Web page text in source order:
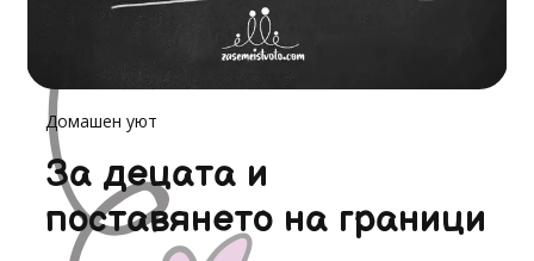
Домашен уют
За децата и
поставянето на граници